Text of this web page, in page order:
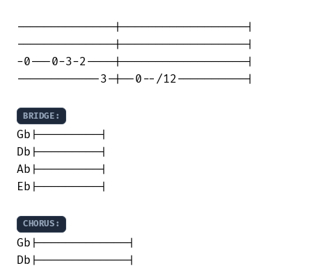
--------------|------------------|
--------------|------------------|
-0---0-3-2----|------------------|
------------3-|--0--/12----------|
BRIDGE:
Gb|---------|
Db|---------|
Ab|---------|
Eb|---------|
CHORUS:
Gb|-------------|
Db|-------------|